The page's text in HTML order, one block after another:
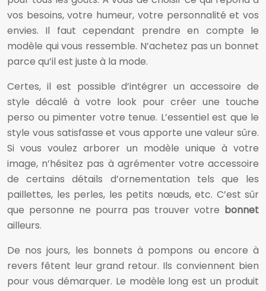
vos besoins, votre humeur, votre personnalité et vos
envies. Il faut cependant prendre en compte le
modèle qui vous ressemble. N’achetez pas un bonnet
parce qu’il est juste à la mode.
Certes, il est possible d’intégrer un accessoire de
style décalé à votre look pour créer une touche
perso ou pimenter votre tenue. L’essentiel est que le
style vous satisfasse et vous apporte une valeur sûre.
Si vous voulez arborer un modèle unique à votre
image, n’hésitez pas à agrémenter votre accessoire
de certains détails d’ornementation tels que les
paillettes, les perles, les petits nœuds, etc. C’est sûr
que personne ne pourra pas trouver votre bonnet
ailleurs.
De nos jours, les bonnets à pompons ou encore à
revers fêtent leur grand retour. Ils conviennent bien
pour vous démarquer. Le modèle long est un produit